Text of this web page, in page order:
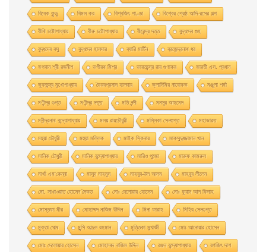
বিবেক কুন্ডু বিমল কর বিশ্বজিৎ পাণ্ডা বিশ্বের শ্রেষ্ঠ আদি-রসের গল্প
বীথি চট্টোপাধ্যায় বীরু চট্টোপাধ্যায় বীরেন্দ্র দত্ত বুদ্ধদেব গুহ
বুদ্ধদেব বসু বুদ্ধদেব হালদার ব্যারি মার্টিন ব্রজেন্দ্রনাথ ধর
ভগবান শ্রী রজনীশ ভগীরথ মিশ্র ভারতচন্দ্র রায় গুণাকর ভারতী এস. প্রধান
ভুবনচন্দ্র মুখোপাধ্যায় ভৈরবপ্রসাদ হালদার ভ্লাদিমির নাবোকভ মঞ্জুলা শর্মা
মণীন্দ্র গুপ্ত মণীন্দ্র দত্ত মতি নন্দী মনসুর আহমেদ
মনীন্দ্রনাথ বন্দ্যোপাধ্যায় মলয় রায়চৌধুরী মল্লিকা সেনগুপ্ত মহাভারত
মহুয়া চৌধুরী মহুয়া মল্লিক মাইক স্কিনার মাকসুদুজ্জামান খান
মানিক চৌধুরী মানিক বন্দ্যোপাধ্যায় মারিও পুজো মারুফ কামরুল
মার্থা এম'কেন্না মাসুদ মাহমুদ মাহবুব-উল আলম মাহবুব লীলেন
মাে. সাখাওয়াত হােসেন সৈকত মােঃ দেলােয়ার হােসেন মােঃ ফুয়াদ আল ফিদাহ
মােস্তফা মীর মােহাম্মদ নাজিম উদ্দিন মিনা ফারাহ মিহির সেনগুপ্ত
মুক্তা ঘোষ মুন্সি আব্দুল রহমান মৃত্তিকা মুখার্জী মোঃ আনোয়ার হোসেন
মোঃ দেলোয়ার হােসেন মোহাম্মদ নাজিম উদ্দিন রঞ্জন বন্দ্যোপাধ্যায় রণজিৎ দাশ